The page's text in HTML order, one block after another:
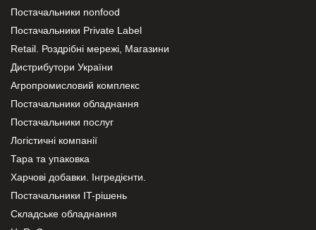
Постачальники nonfood
Постачальники Private Label
Retail. Роздрібні мережі, Магазини
Дистрибутори України
Агропромисловий комплекс
Постачальники обладнання
Постачальники послуг
Логістичні компанії
Тара та упаковка
Харчові добавки. Інгредієнти.
Постачальники IT-рішень
Складське обладнання